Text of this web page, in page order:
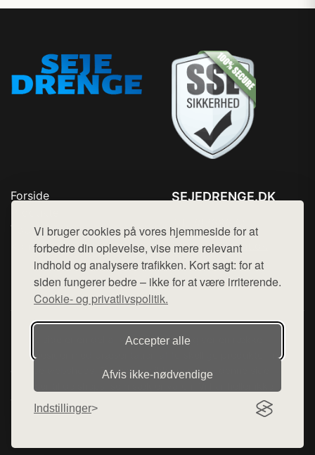
Vi bruger cookies på vores hjemmeside for at
forbedre din oplevelse, vise mere relevant
indhold og analysere trafikken. Kort sagt: for at
siden fungerer bedre – ikke for at være irriterende.
Cookie- og privatlivspolitik.
Accepter alle
Afvis ikke‑nødvendige
Indstillinger
Forside
Top Rabatter
Kontakt
SEJEDRENGE.DK
Mail: hej@want.dk
Cookie- og privatlivspolitik
Denne side er en del af want.dk, der udgiver en række
hjemmesider med præsentation af forskellige produkter fra
diverse webshops. Der sælges ikke varer fra denne side - vi
henviser til de shops, som sælger varen. Vi har heller ikke
varerne på lager.